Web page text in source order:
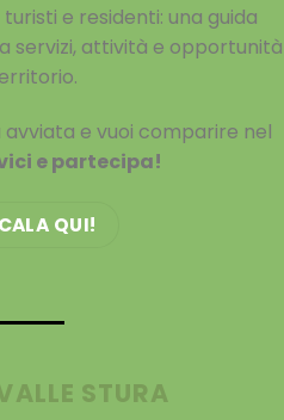
e residenti: una guida
servizi, attività e opportunità
avviata e vuoi comparire nel
e partecipa!
QUI!
STURA